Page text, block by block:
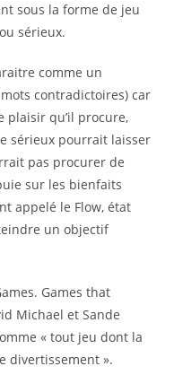
sous la forme de jeu
sérieux.
comme un
contradictoires) car
plaisir qu’il procure,
sérieux pourrait laisser
pas procurer de
sur les bienfaits
appelé le Flow, état
un objectif
Games that
Michael et Sande
« tout jeu dont la
divertissement ».